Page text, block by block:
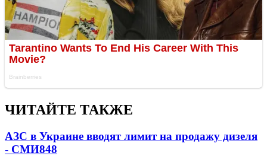
ЧИТАЙТЕ ТАКЖЕ
АЗС в Украине вводят лимит на продажу дизеля
- СМИ848